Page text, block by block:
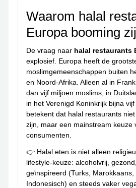
Waarom halal
Europa booming
De vraag naar halal restaurants
explosief. Europa heeft de
moslimgemeenschappen buiten
en Noord-Afrika. Alleen al in
dan vijf miljoen moslims, in
in het Verenigd Koninkrijk bijna
betekent dat halal restaurants
zijn, maar een mainstream keuze
consumenten.
👉 Halal eten is niet alleen
lifestyle-keuze: alcoholvrij,
geïnspireerd (Turks, Marokkaans,
Indonesisch) en steeds vaker